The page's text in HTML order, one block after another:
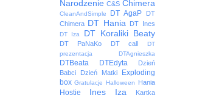
Narodzenie C&S Chimera
CleanAndSimple DT AgaP
DT
Chimera DT Hania DT Ines
DT Iza DT Koraliki Beaty
DT PaNaKo DT call
DT
prezentacja
DTAgnieszka
DTBeata DTEdyta
Dzień
Babci
Dzień Matki
Exploding
box Gratulacje Halloween Hania
Hostie Ines Iza
Kartka